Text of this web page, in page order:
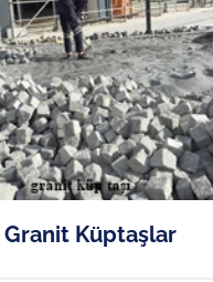
Granit Küptaşlar